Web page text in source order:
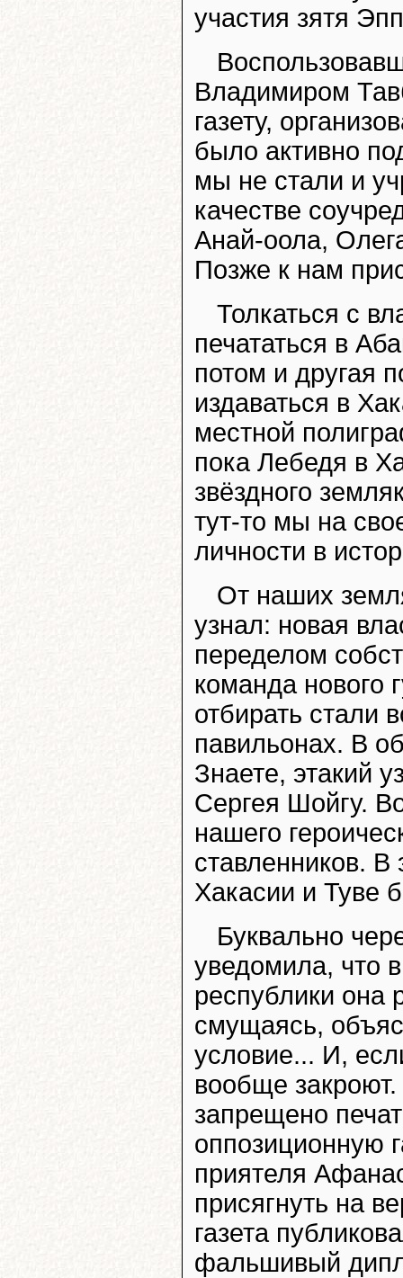
участия зятя
Владимиром
газету,
было активно
мы не стали и
качестве
Анай-оола,
Позже к нам
Толкаться с
печататься в
потом и другая
издаваться в
местной
пока Лебедя в
звёздного
тут-то мы на
личности в
От наших
узнал: новая
переделом
команда нового
отбирать стали
павильонах. В
Знаете, этакий
Сергея Шойгу.
нашего
ставленников. В
Хакасии и Туве
Буквально
уведомила, что
республики она
смущаясь,
условие... И,
вообще
запрещено
оппозиционную
приятеля
присягнуть на
газета
фальшивый